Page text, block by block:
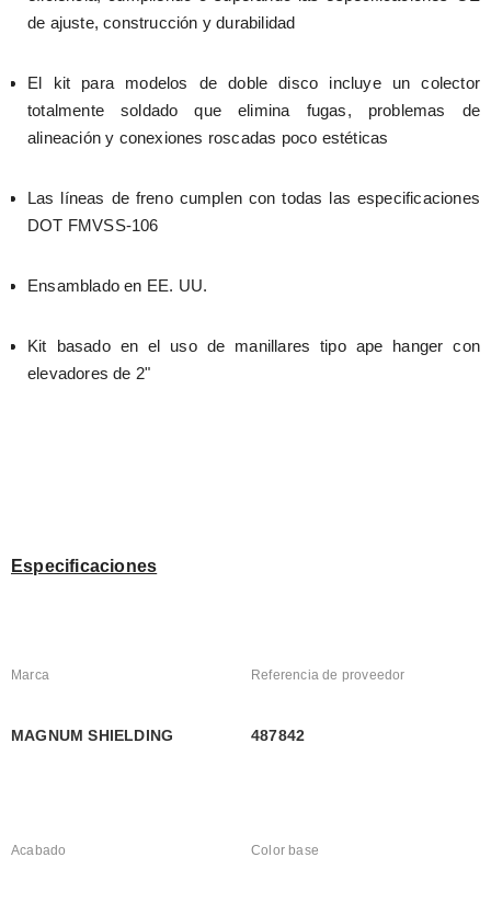
de ajuste, construcción y durabilidad
El kit para modelos de doble disco incluye un colector
totalmente soldado que elimina fugas, problemas de
alineación y conexiones roscadas poco estéticas
Las líneas de freno cumplen con todas las especificaciones
DOT FMVSS-106
Ensamblado en EE. UU.
Kit basado en el uso de manillares tipo ape hanger con
elevadores de 2"
Especificaciones
Marca
MAGNUM SHIELDING
Referencia de proveedor
487842
Acabado Color base